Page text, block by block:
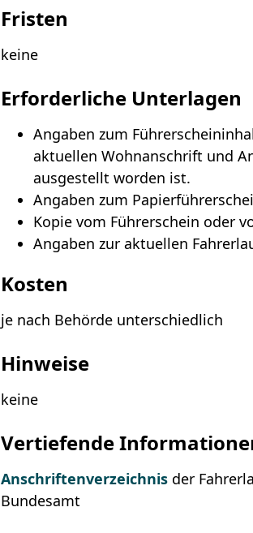
Fristen
keine
Erforderliche Unterlagen
Angaben zum
aktuellen Wohnanschrift und
ausgestellt worden ist.
Angaben zum
Kopie vom Führerschein oder
Angaben zur aktuellen
Kosten
je nach Behörde unterschiedlich
Hinweise
keine
Vertiefende
Anschriftenverzeichnis der
Bundesamt